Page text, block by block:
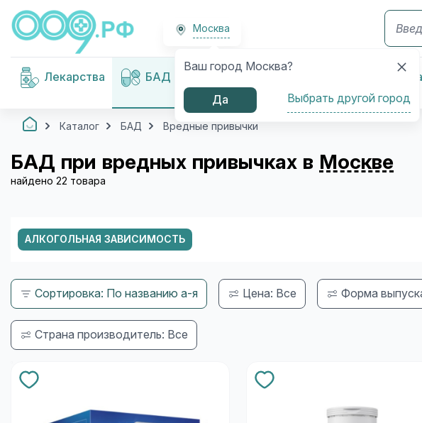
Москва
Ваш город Москва?
Да Выбрать другой город
Лекарства БАД
Медицинские
изделия
Косметика
Каталог БАД Вредные привычки
БАД при вредных привычках в Москве
найдено 22 товара
АЛКОГОЛЬНАЯ ЗАВИСИМОСТЬ
Сортировка: По названию а-я Цена: Все Форма
Страна производитель: Все